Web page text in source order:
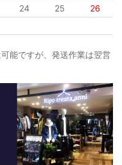
24 25
26
能ですが、発送作業は翌営